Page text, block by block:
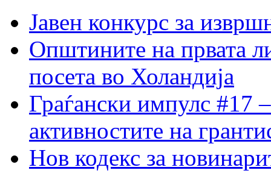
Јавен конкурс за
Општините на првата
посета во Холандија
Граѓански импулс #17
активностите на
Нов кодекс за